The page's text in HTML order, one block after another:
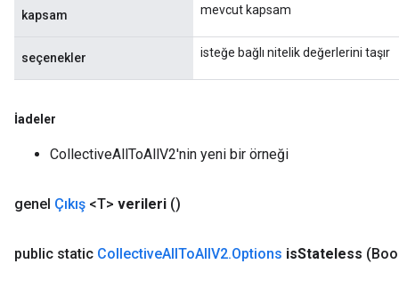
kapsam mevcut kapsam
seçenekler isteğe bağlı nitelik değerlerini taşır
İadeler
CollectiveAllToAllV2'nin yeni bir örneği
genel Çıkış <T> verileri ()
public static CollectiveAllToAllV2.Options isStateless